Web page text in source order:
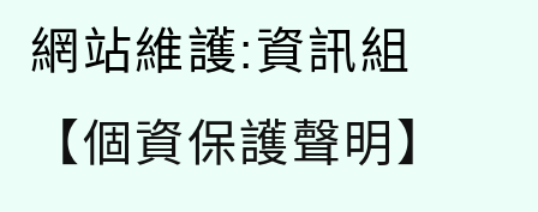
網站維護:資訊組
【個資保護聲明】